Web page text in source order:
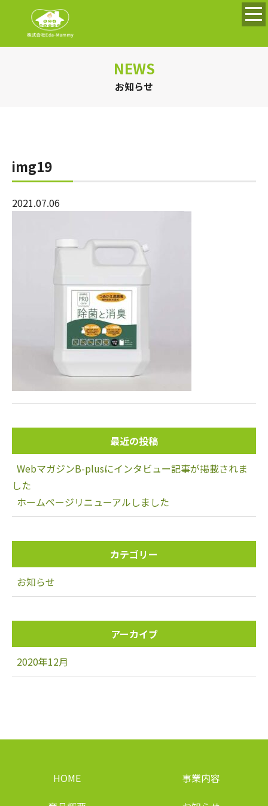
NEWS
お知らせ
img19
2021.07.06
最近の投稿
WebマガジンB-plusにインタビュー記事が掲載されま
した
ホームページリニューアルしました
カテゴリー
お知らせ
アーカイブ
2020年12月
HOME
事業内容